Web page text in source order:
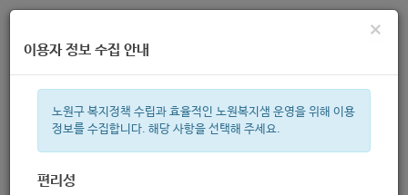
주간 인기검색어
×
이용자 정보 수집 안내
노원구 복지정책 수립과 효율적인 노원복지샘 운영을 위해 이용
정보를 수집합니다. 해당 사항을 선택해 주세요.
편리성